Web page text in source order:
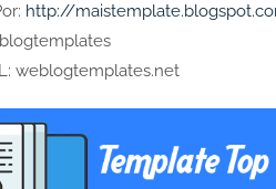
http://
weblogtemplates.net